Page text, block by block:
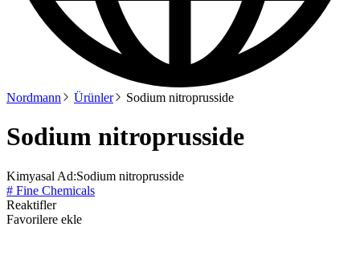
Nordmann Ürünler Sodium nitroprusside
Sodium nitroprusside
Kimyasal Ad:Sodium nitroprusside
# Fine Chemicals
Reaktifler
Favorilere ekle